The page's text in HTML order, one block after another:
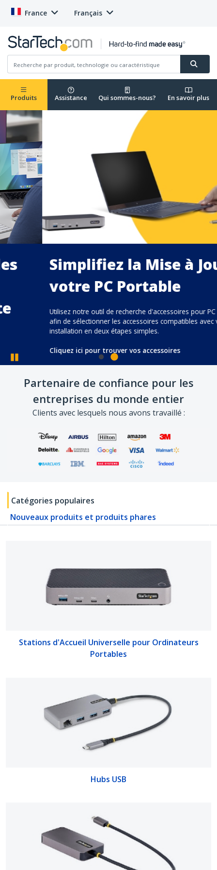
France Français
Produits Assistance Qui sommes-nous? En savoir plus
Simplifiez la Mise à
votre PC Portable
Utilisez notre outil de recherche d'accessoires pour PC
afin de sélectionner les accessoires compatibles avec
installation en deux étapes simples.
Cliquez ici pour trouver vos accessoires
Partenaire de confiance pour les
entreprises du monde entier
Clients avec lesquels nous avons travaillé :
Catégories populaires
Nouveaux produits et produits phares
Stations d'Accueil Universelle pour Ordinateurs
Portables
Hubs USB